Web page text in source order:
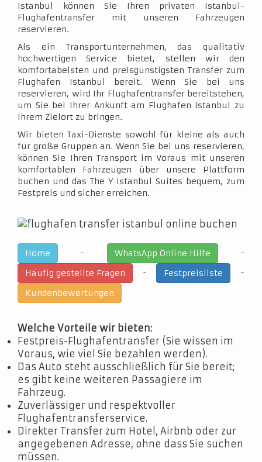
Istanbul können Sie Ihren privaten Istanbul-
Flughafentransfer mit unseren Fahrzeugen
reservieren.
Als ein Transportunternehmen, das qualitativ
hochwertigen Service bietet, stellen wir den
komfortabelsten und preisgünstigsten Transfer zum
Flughafen Istanbul bereit. Wenn Sie bei uns
reservieren, wird Ihr Flughafentransfer bereitstehen,
um Sie bei Ihrer Ankunft am Flughafen Istanbul zu
Ihrem Zielort zu bringen.
Wir bieten Taxi-Dienste sowohl für kleine als auch
für große Gruppen an. Wenn Sie bei uns reservieren,
können Sie Ihren Transport im Voraus mit unseren
komfortablen Fahrzeugen über unsere Plattform
buchen und das The Y Istanbul Suites bequem, zum
Festpreis und sicher erreichen.
Home - WhatsApp Online Hilfe
-
Häufig gestellte Fragen
- Festpreisliste
-
Kundenbewertungen
Welche Vorteile wir bieten:
Festpreis-Flughafentransfer (Sie wissen im
Voraus, wie viel Sie bezahlen werden).
Das Auto steht ausschließlich für Sie bereit;
es gibt keine weiteren Passagiere im
Fahrzeug.
Zuverlässiger und respektvoller
Flughafentransferservice.
Direkter Transfer zum Hotel, Airbnb oder zur
angegebenen Adresse, ohne dass Sie suchen
müssen.